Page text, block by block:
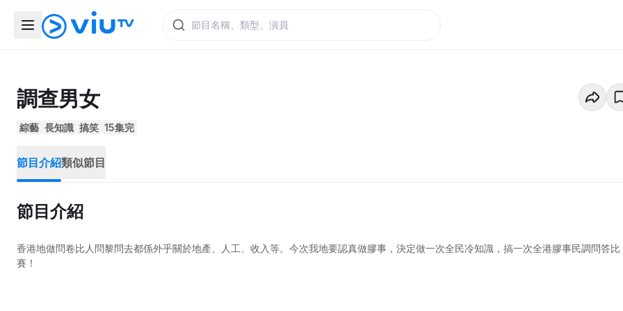
調查男女
綜藝 長知識 搞笑 15集完
節目介紹類似節目
節目介紹
香港地做問卷比人問黎問去都係外乎關於地產、人工、收入等。今次我地要認真做膠事，決定做一次全民冷知識，搞一次全港膠事民調問答比
賽！